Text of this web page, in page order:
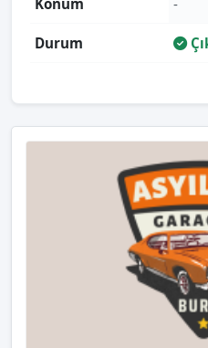
Konum -
Durum